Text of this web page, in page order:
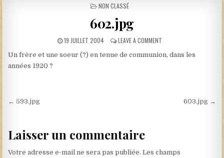
POSTED IN
NON CLASSÉ
602.jpg
PUBLISHED DATE:
19 JUILLET 2004 LEAVE A COMMENTON 602.JPG
Un frère et une soeur (?) en tenue de communion, dans les
années 1920 ?
Navigation de l’article
← 593.jpg 603.jpg →
Laisser un commentaire
Votre adresse e-mail ne sera pas publiée. Les champs